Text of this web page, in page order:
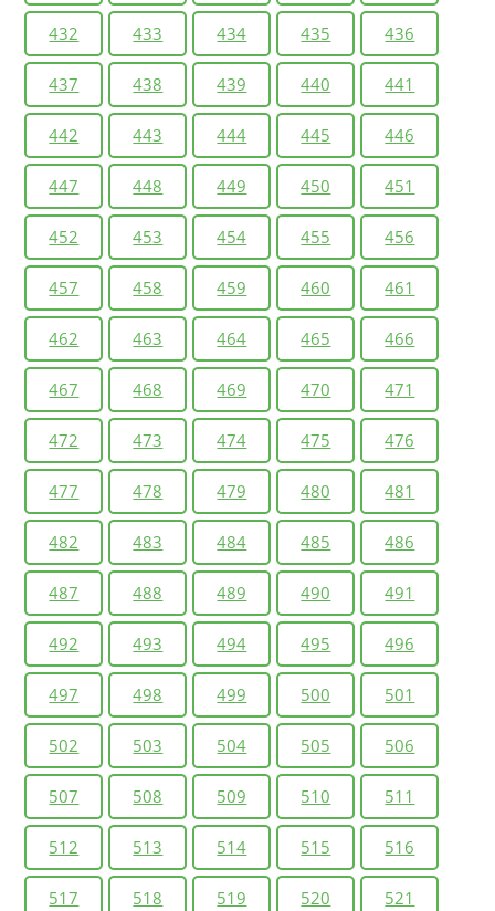
432 433 434 435 436
437 438 439 440 441
442 443 444 445 446
447 448 449 450 451
452 453 454 455 456
457 458 459 460 461
462 463 464 465 466
467 468 469 470 471
472 473 474 475 476
477 478 479 480 481
482 483 484 485 486
487 488 489 490 491
492 493 494 495 496
497 498 499 500 501
502 503 504 505 506
507 508 509 510 511
512 513 514 515 516
517 518 519 520 521